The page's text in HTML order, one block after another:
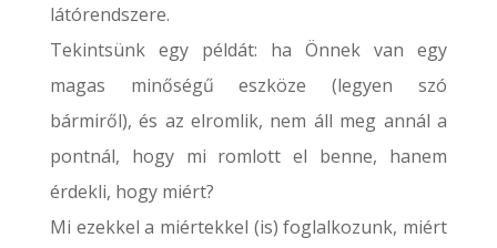
látórendszere.
Tekintsünk egy példát: ha Önnek van egy
magas minőségű eszköze (legyen szó
bármiről), és az elromlik, nem áll meg annál a
pontnál, hogy mi romlott el benne, hanem
érdekli, hogy miért?
Mi ezekkel a miértekkel (is) foglalkozunk, miért